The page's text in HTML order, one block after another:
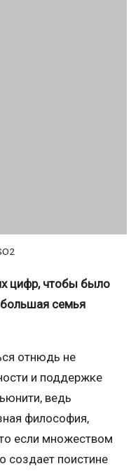
цифр, чтобы было
большая семья
отнюдь не
и поддержке
ведь
философия,
если множеством
создает поистине